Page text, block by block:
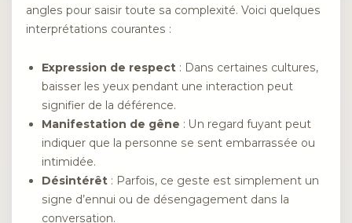
angles pour saisir toute sa complexité. Voici quelques
interprétations courantes :
Expression de respect : Dans certaines cultures,
baisser les yeux pendant une interaction peut
signifier de la déférence.
Manifestation de gêne : Un regard fuyant peut
indiquer que la personne se sent embarrassée ou
intimidée.
Désintérêt : Parfois, ce geste est simplement un
signe d’ennui ou de désengagement dans la
conversation.